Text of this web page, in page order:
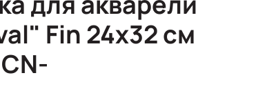
Fin 24х32 см